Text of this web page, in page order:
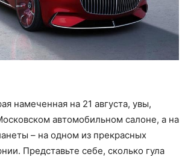
намеченная на 21 августа, увы,
автомобильном салоне, а на
– на одном из прекрасных
Представьте себе, сколько гула